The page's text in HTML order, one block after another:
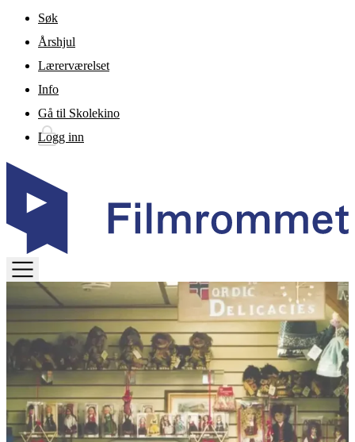
Gå til hovedinnhold
Søk
Årshjul
Lærerværelset
Info
Gå til Skolekino
Logg inn
TOGGLE
MENU